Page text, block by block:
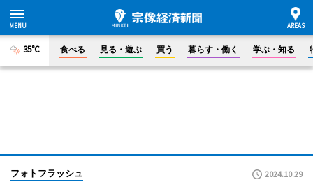
35°C 食べる 見る・遊ぶ 買う 暮らす・働く 学ぶ・知る
フォトフラッシュ 2024.10.29